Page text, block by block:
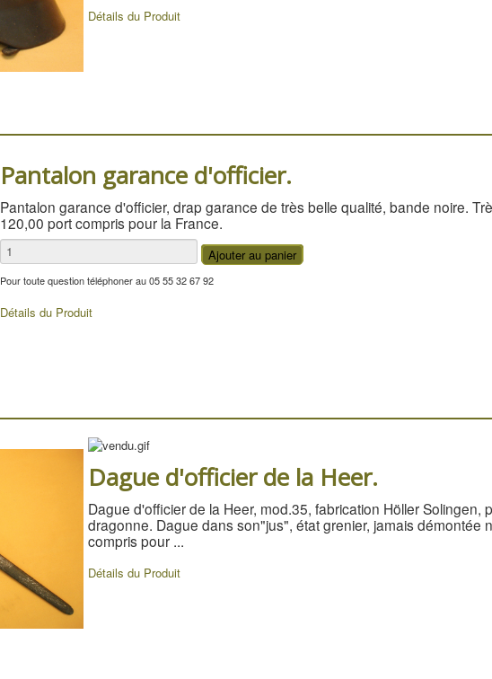
Détails du Produit
Pantalon garance d'officier.
Pantalon garance d'officier, drap garance de très belle qualité, bande noire.
120,00 port compris pour la France.
Pour toute question téléphoner au 05 55 32 67 92
Détails du Produit
Dague d'officier de la Heer.
Dague d'officier de la Heer, mod.35, fabrication Höller Solingen,
dragonne. Dague dans son"jus", état grenier, jamais démontée
compris pour ...
Détails du Produit